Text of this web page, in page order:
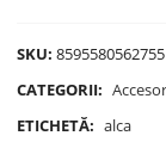
SKU:8595580562755
CATEGORII:
ETICHETĂ: alca